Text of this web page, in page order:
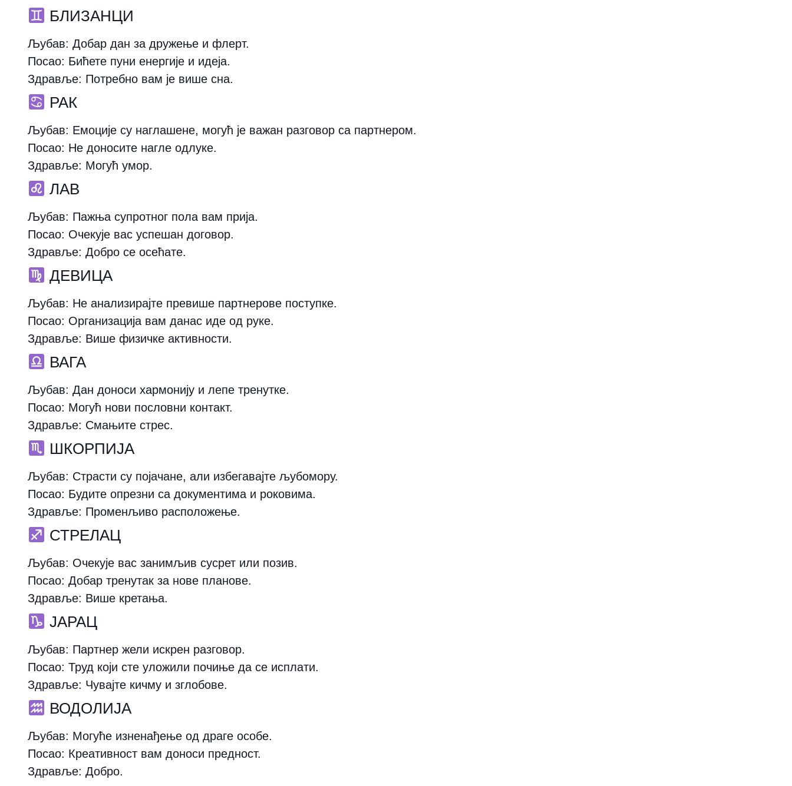
БЛИЗАНЦИ
Љубав: Добар дан за дружење и флерт.
Посао: Бићете пуни енергије и идеја.
Здравље: Потребно вам је више сна.
РАК
Љубав: Емоције су наглашене, могућ је важан разговор са партнером.
Посао: Не доносите нагле одлуке.
Здравље: Могућ умор.
ЛАВ
Љубав: Пажња супротног пола вам прија.
Посао: Очекује вас успешан договор.
Здравље: Добро се осећате.
ДЕВИЦА
Љубав: Не анализирајте превише партнерове поступке.
Посао: Организација вам данас иде од руке.
Здравље: Више физичке активности.
ВАГА
Љубав: Дан доноси хармонију и лепе тренутке.
Посао: Могућ нови пословни контакт.
Здравље: Смањите стрес.
ШКОРПИЈА
Љубав: Страсти су појачане, али избегавајте љубомору.
Посао: Будите опрезни са документима и роковима.
Здравље: Променљиво расположење.
СТРЕЛАЦ
Љубав: Очекује вас занимљив сусрет или позив.
Посао: Добар тренутак за нове планове.
Здравље: Више кретања.
ЈАРАЦ
Љубав: Партнер жели искрен разговор.
Посао: Труд који сте уложили почиње да се исплати.
Здравље: Чувајте кичму и зглобове.
ВОДОЛИЈА
Љубав: Могуће изненађење од драге особе.
Посао: Креативност вам доноси предност.
Здравље: Добро.